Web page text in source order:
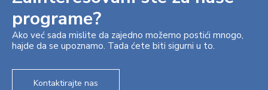
programe?
Ako već sada mislite da zajedno možemo postići mnogo,
hajde da se upoznamo. Tada ćete biti sigurni u to.
Kontaktirajte nas